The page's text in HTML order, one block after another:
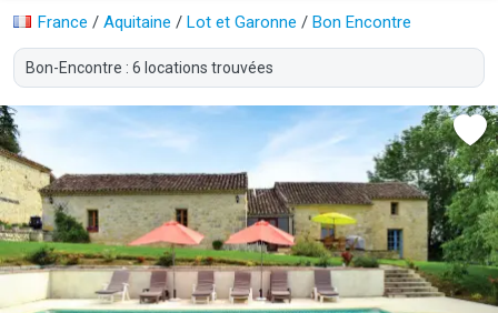
France / Aquitaine / Lot et Garonne / Bon Encontre
Bon-Encontre : 6 locations trouvées